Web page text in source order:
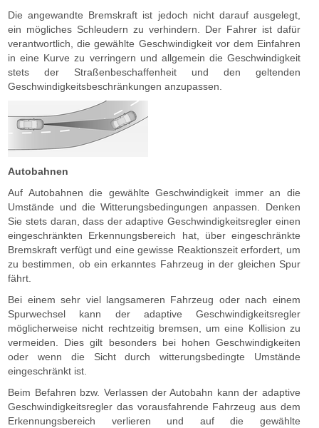
Die angewandte Bremskraft ist jedoch nicht darauf ausgelegt,
ein mögliches Schleudern zu verhindern. Der Fahrer ist dafür
verantwortlich, die gewählte Geschwindigkeit vor dem Einfahren
in eine Kurve zu verringern und allgemein die Geschwindigkeit
stets der Straßenbeschaffenheit und den geltenden
Geschwindigkeitsbeschränkungen anzupassen.
Autobahnen
Auf Autobahnen die gewählte Geschwindigkeit immer an die
Umstände und die Witterungsbedingungen anpassen. Denken
Sie stets daran, dass der adaptive Geschwindigkeitsregler einen
eingeschränkten Erkennungsbereich hat, über eingeschränkte
Bremskraft verfügt und eine gewisse Reaktionszeit erfordert, um
zu bestimmen, ob ein erkanntes Fahrzeug in der gleichen Spur
fährt.
Bei einem sehr viel langsameren Fahrzeug oder nach einem
Spurwechsel kann der adaptive Geschwindigkeitsregler
möglicherweise nicht rechtzeitig bremsen, um eine Kollision zu
vermeiden. Dies gilt besonders bei hohen Geschwindigkeiten
oder wenn die Sicht durch witterungsbedingte Umstände
eingeschränkt ist.
Beim Befahren bzw. Verlassen der Autobahn kann der adaptive
Geschwindigkeitsregler das vorausfahrende Fahrzeug aus dem
Erkennungsbereich verlieren und auf die gewählte